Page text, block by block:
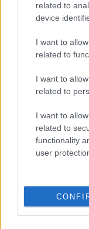
related to
device
I want to
related to
I want to
related to
I want to
related to
functionality
user
Εκατομμύρια